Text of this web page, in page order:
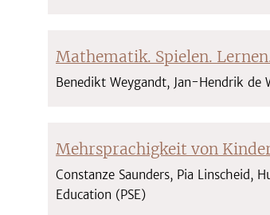
Mathematik. Spielen.
Benedikt Weygandt, Jan-Hendrik de
Mehrsprachigkeit von
Constanze Saunders, Pia Linscheid,
Education (PSE)